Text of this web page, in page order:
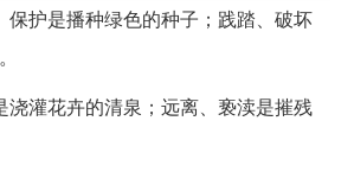
保护是播种绿色的种子；践踏、破坏
浇灌花卉的清泉；远离、亵渎是摧残